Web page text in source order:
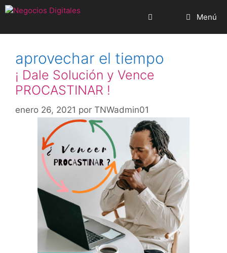
Saltar
Menú
aprovechar el tiempo
¡ Dale Solución y Vence
PROCASTINAR !
enero 26, 2021 por TNWadmin01